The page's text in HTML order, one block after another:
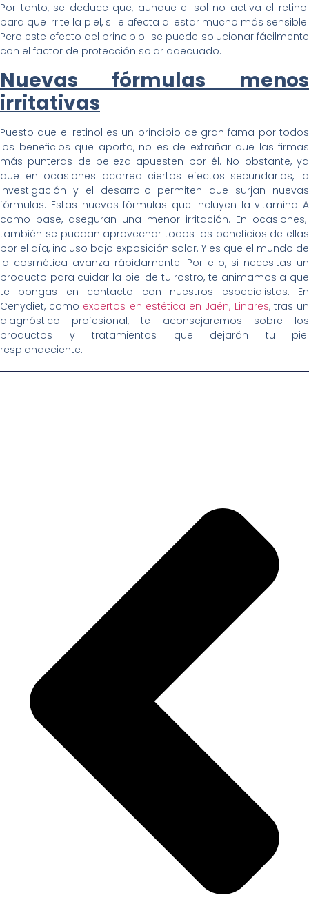
Por tanto, se deduce que, aunque el sol no activa el retinol
para que irrite la piel, si le afecta al estar mucho más sensible.
Pero este efecto del principio se puede solucionar fácilmente
con el factor de protección solar adecuado.
Nuevas fórmulas menos
irritativas
Puesto que el retinol es un principio de gran fama por todos
los beneficios que aporta, no es de extrañar que las firmas
más punteras de belleza apuesten por él. No obstante, ya
que en ocasiones acarrea ciertos efectos secundarios, la
investigación y el desarrollo permiten que surjan nuevas
fórmulas. Estas nuevas fórmulas que incluyen la vitamina A
como base, aseguran una menor irritación. En ocasiones,
también se puedan aprovechar todos los beneficios de ellas
por el día, incluso bajo exposición solar. Y es que el mundo de
la cosmética avanza rápidamente. Por ello, si necesitas un
producto para cuidar la piel de tu rostro, te animamos a que
te pongas en contacto con nuestros especialistas. En
Cenydiet, como expertos en estética en Jaén, Linares, tras un
diagnóstico profesional, te aconsejaremos sobre los
productos y tratamientos que dejarán tu piel
resplandeciente.